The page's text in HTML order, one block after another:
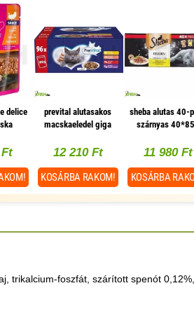
delice
Ft
prevital alutasakos
macskaeledel giga
12 210 Ft
KOSÁRBA RAKOM!
sheba alutas 40-
szárnyas
db/csomag
11 980 Ft
KOSÁRBA
trikalcium-foszfát, szárított spenót